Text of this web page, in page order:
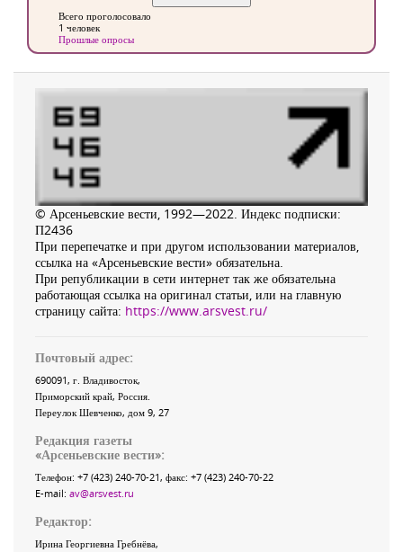
Всего проголосовало
1 человек
Прошлые опросы
© Арсеньевские вести, 1992—2022. Индекс подписки:
П2436
При перепечатке и при другом использовании материалов,
ссылка на «Арсеньевские вести» обязательна.
При републикации в сети интернет так же обязательна
работающая ссылка на оригинал статьи, или на главную
страницу сайта: https://www.arsvest.ru/
Почтовый адрес:
690091, г. Владивосток,
Приморский край, Россия
Переулок Шевченко, дом 9, 27
Редакция газеты
«Арсеньевские вести»:
Телефон: +7 (423) 240-70-21, факс: +7 (423) 240-70-22
E-mail: av@arsvest.ru
Редактор:
Ирина Георгиевна Гребнёва,